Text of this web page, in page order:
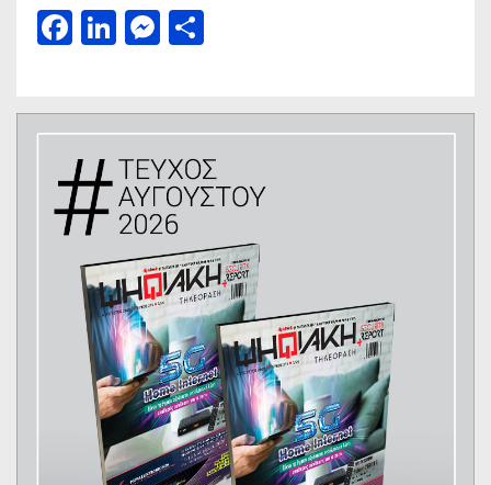
Facebook
LinkedIn
Messenger